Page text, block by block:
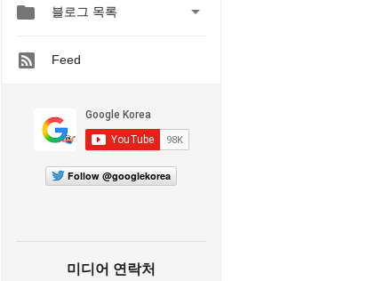
 블로그 목록 
Feed
Follow @googlekorea
미디어 연락처